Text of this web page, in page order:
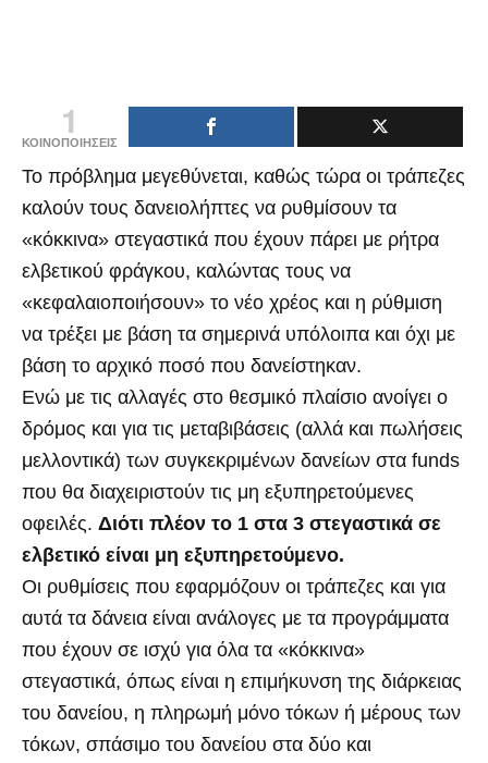
1
ΚΟΙΝΟΠΟΙΗΣΕΙΣ
Το πρόβλημα μεγεθύνεται, καθώς τώρα οι τράπεζες
καλούν τους δανειολήπτες να ρυθμίσουν τα
«κόκκινα» στεγαστικά που έχουν πάρει με ρήτρα
ελβετικού φράγκου, καλώντας τους να
«κεφαλαιοποιήσουν» το νέο χρέος και η ρύθμιση
να τρέξει με βάση τα σημερινά υπόλοιπα και όχι με
βάση το αρχικό ποσό που δανείστηκαν.
Ενώ με τις αλλαγές στο θεσμικό πλαίσιο ανοίγει ο
δρόμος και για τις μεταβιβάσεις (αλλά και πωλήσεις
μελλοντικά) των συγκεκριμένων δανείων στα funds
που θα διαχειριστούν τις μη εξυπηρετούμενες
οφειλές. Διότι πλέον το 1 στα 3 στεγαστικά σε
ελβετικό είναι μη εξυπηρετούμενο.
Οι ρυθμίσεις που εφαρμόζουν οι τράπεζες και για
αυτά τα δάνεια είναι ανάλογες με τα προγράμματα
που έχουν σε ισχύ για όλα τα «κόκκινα»
στεγαστικά, όπως είναι η επιμήκυνση της διάρκειας
του δανείου, η πληρωμή μόνο τόκων ή μέρους των
τόκων, σπάσιμο του δανείου στα δύο και